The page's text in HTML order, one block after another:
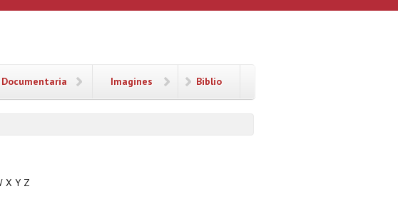
Documentaria Imagines Biblio
X Y Z